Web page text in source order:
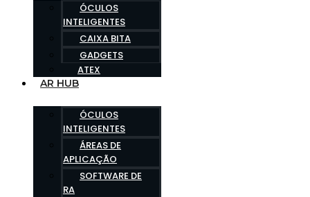
ÓCULOS
INTELIGENTES
CAIXA BITA
GADGETS
ATEX
AR HUB
ÓCULOS
INTELIGENTES
ÁREAS DE
APLICAÇÃO
SOFTWARE DE
RA